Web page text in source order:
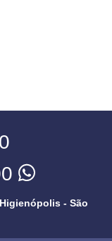
- São